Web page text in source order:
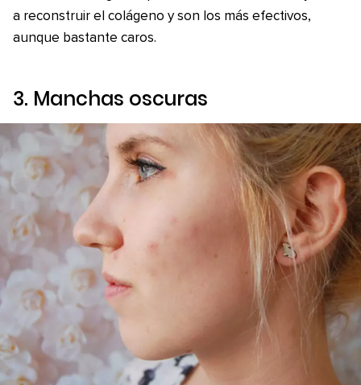
a reconstruir el colágeno y son los más efectivos,
aunque bastante caros.
3. Manchas oscuras